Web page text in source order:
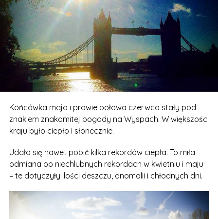
Końcówka maja i prawie połowa czerwca stały pod
znakiem znakomitej pogody na Wyspach. W większości
kraju było ciepło i słonecznie.
Udało się nawet pobić kilka rekordów ciepła. To miła
odmiana po niechlubnych rekordach w kwietniu i maju
– te dotyczyły ilości deszczu, anomalii i chłodnych dni.